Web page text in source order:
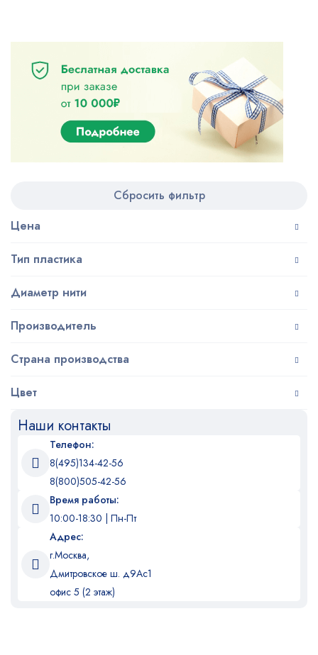
Сбросить фильтр
Цена
Тип пластика
Диаметр нити
Производитель
Страна производства
Цвет
Наши контакты
Телефон:
8(495)134-42-56
8(800)505-42-56
Время работы:
10:00-18:30 | Пн-Пт
Адрес:
г.Москва,
Дмитровское ш. д9Ас1
офис 5 (2 этаж)